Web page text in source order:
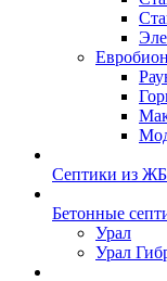
Евробион
Септики из ЖБ
Бетонные
Урал
Урал